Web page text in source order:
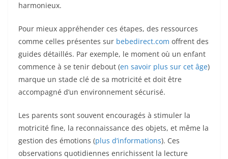
harmonieux.
Pour mieux appréhender ces étapes, des ressources
comme celles présentes sur bebedirect.com offrent des
guides détaillés. Par exemple, le moment où un enfant
commence à se tenir debout (en savoir plus sur cet âge)
marque un stade clé de sa motricité et doit être
accompagné d’un environnement sécurisé.
Les parents sont souvent encouragés à stimuler la
motricité fine, la reconnaissance des objets, et même la
gestion des émotions (plus d’informations). Ces
observations quotidiennes enrichissent la lecture